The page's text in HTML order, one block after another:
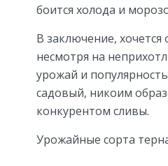
боится холода и
В заключение, хочется
несмотря на
урожай и
садовый, никоим
конкурентом сливы.
Урожайные сорта